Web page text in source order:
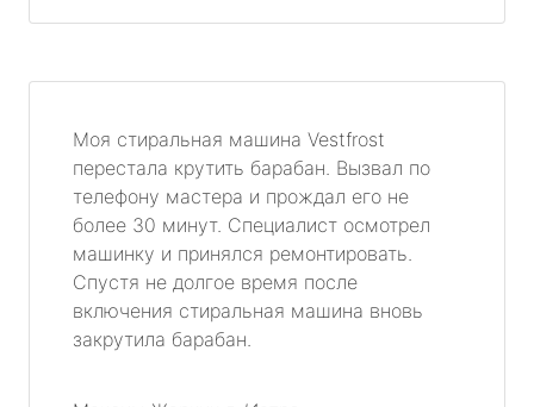
Моя стиральная машина Vestfrost
перестала крутить барабан. Вызвал по
телефону мастера и прождал его не
более 30 минут. Специалист осмотрел
машинку и принялся ремонтировать.
Спустя не долгое время после
включения стиральная машина вновь
закрутила барабан.